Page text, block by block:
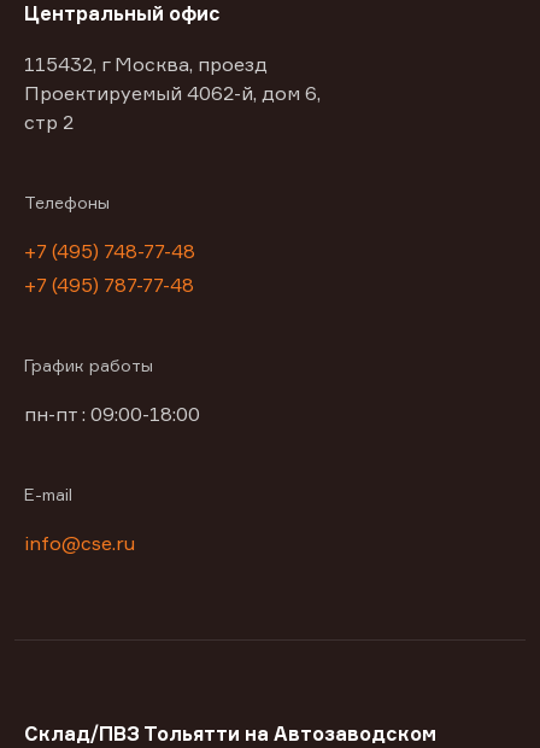
Центральный офис
115432, г Москва, проезд
Проектируемый 4062-й, дом 6,
стр 2
Телефоны
+7 (495) 748-77-48
+7 (495) 787-77-48
График работы
пн-пт : 09:00-18:00
E-mail
info@cse.ru
Склад/ПВЗ Тольятти на Автозаводском